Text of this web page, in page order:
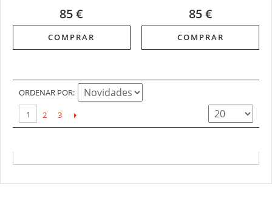
85 €
COMPRAR
85 €
COMPRAR
ORDENAR POR
1
2 3